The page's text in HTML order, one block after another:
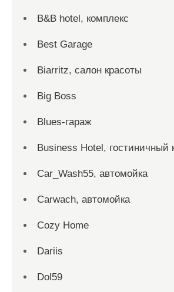
B&B hotel, комплекс
Best Garage
Biarritz, салон красоты
Big Boss
Blues-гараж
Business Hotel, гостиничный
Car_Wash55, автомойка
Carwach, автомойка
Cozy Home
Dariis
Dol59